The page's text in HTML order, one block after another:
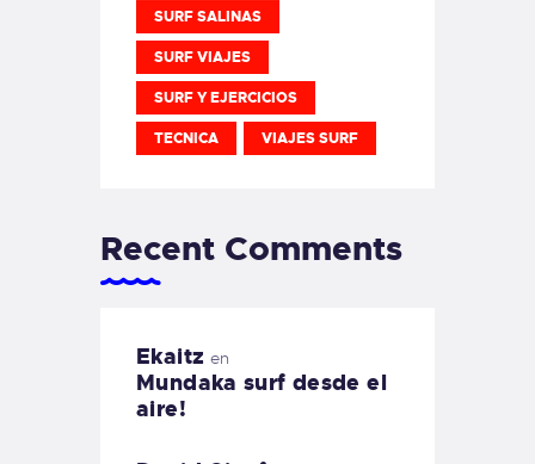
SURF SALINAS
SURF VIAJES
SURF Y EJERCICIOS
TECNICA VIAJES SURF
Recent Comments
Ekaitz en
Mundaka surf desde el
aire!